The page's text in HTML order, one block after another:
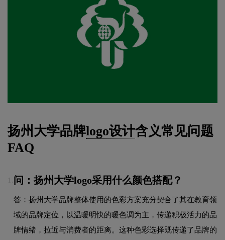
扬州大学品牌logo设计含义常见问题
FAQ
问：扬州大学logo采用什么颜色搭配？
答：扬州大学品牌整体使用的色彩方案充分契合了其在教育领
域的品牌定位，以温暖明快的暖色调为主，传递积极活力的品
牌情绪，拉近与消费者的距离。这种色彩选择既传递了品牌的